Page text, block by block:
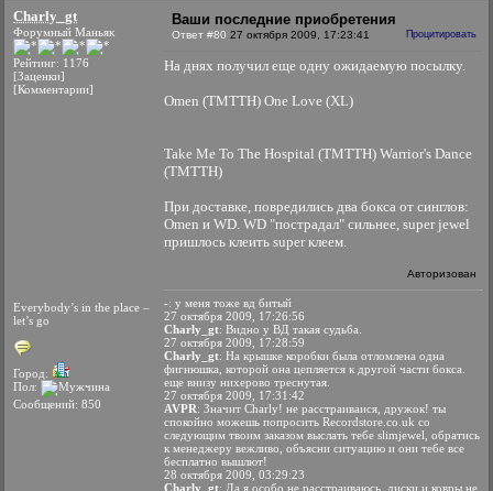
Charly_gt
Форумный Маньяк
Рейтинг: 1176
[Заценки]
[Комментарии]
Everybody’s in the place –
let’s go
Город:
Пол:
Сообщений: 850
Ваши последние приобретения
Ответ #80 27 октября 2009, 17:23:41 Процитировать
На днях получил еще одну ожидаемую посылку.
Omen (TMTTH) One Love (XL)
Take Me To The Hospital (TMTTH) Warrior's Dance
(TMTTH)
При доставке, повредились два бокса от синглов:
Omen и WD. WD "пострадал" сильнее, super jewel
пришлось клеить super клеем.
Авторизован
-: у меня тоже вд битый
27 октября 2009, 17:26:56
Charly_gt: Видно у ВД такая судьба.
27 октября 2009, 17:28:59
Charly_gt: На крышке коробки была отломлена одна
фигнюшка, которой она цепляется к другой части бокса.
еще внизу нихерово треснутая.
27 октября 2009, 17:31:42
AVPR: Значит Charly! не расстраиваися, дружок! ты
спокойно можешь попросить Recordstore.co.uk со
следующим твоим заказом выслать тебе slimjewel, обратись
к менеджеру вежливо, объясни ситуацию и они тебе все
бесплатно вышлют!
28 октября 2009, 03:29:23
Charly_gt: Да я особо не расстраиваюсь, диски и ковры не